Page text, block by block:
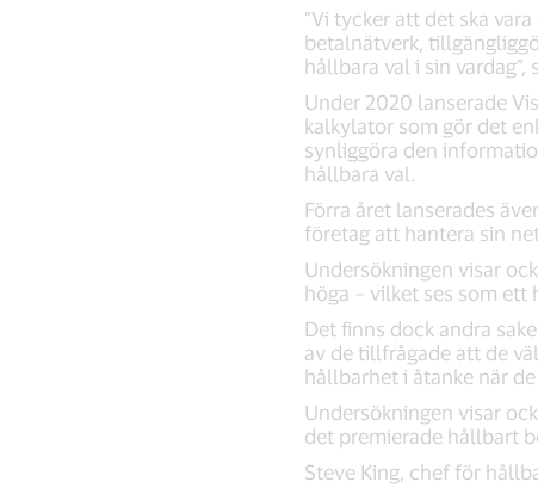
”Vi tycker att det ska
betalnätverk,
hållbara val i sin vardag”,
Under 2020 lanserade
kalkylator som gör det
synliggöra den
hållbara val.
Förra året lanserades
företag att hantera sin
Undersökningen visar
höga – vilket ses som
Det finns dock andra
av de tillfrågade att de
hållbarhet i åtanke när
Undersökningen visar
det premierade hållbart
Steve King, chef för